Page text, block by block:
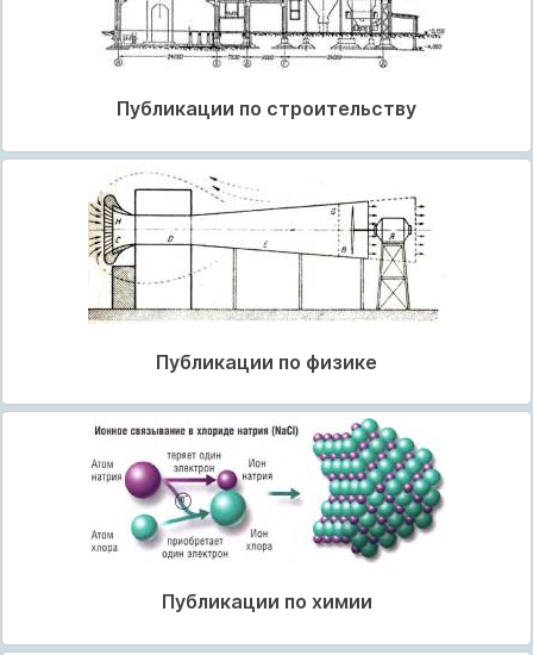
Публикации по строительству
Публикации по физике
Публикации по химии